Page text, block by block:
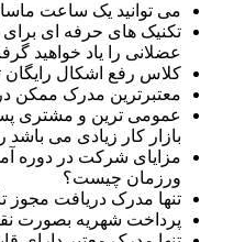
می توانید یک ساعت
تکنیک های حرفه ای
عضلانی را یاد خواهید
کلاس رفع اشکال رایگان تا 99 سال خواهید
معتبرترین مدرک ممکن
عمومی ترین و مشتری
بازار کار زیادی می باشد
مزایای شرکت در دوره
ورزمان چیست؟
تنها مدرک دریافت مجوز
پرداخت شهریه بصورت